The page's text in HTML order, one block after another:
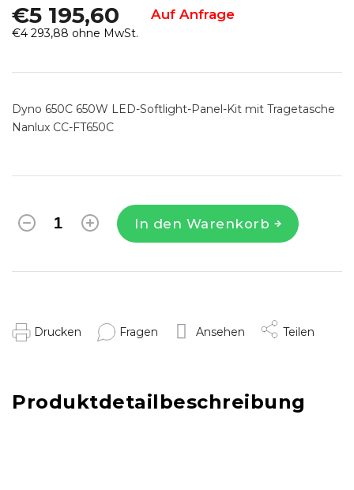
€5 195,60 Auf Anfrage
€4 293,88 ohne MwSt.
In den Warenkorb
Dyno 650C 650W LED-Softlight-Panel-Kit mit Tragetasche
Nanlux CC-FT650C
Drucken Fragen Ansehen Teilen
Produktdetailbeschreibung